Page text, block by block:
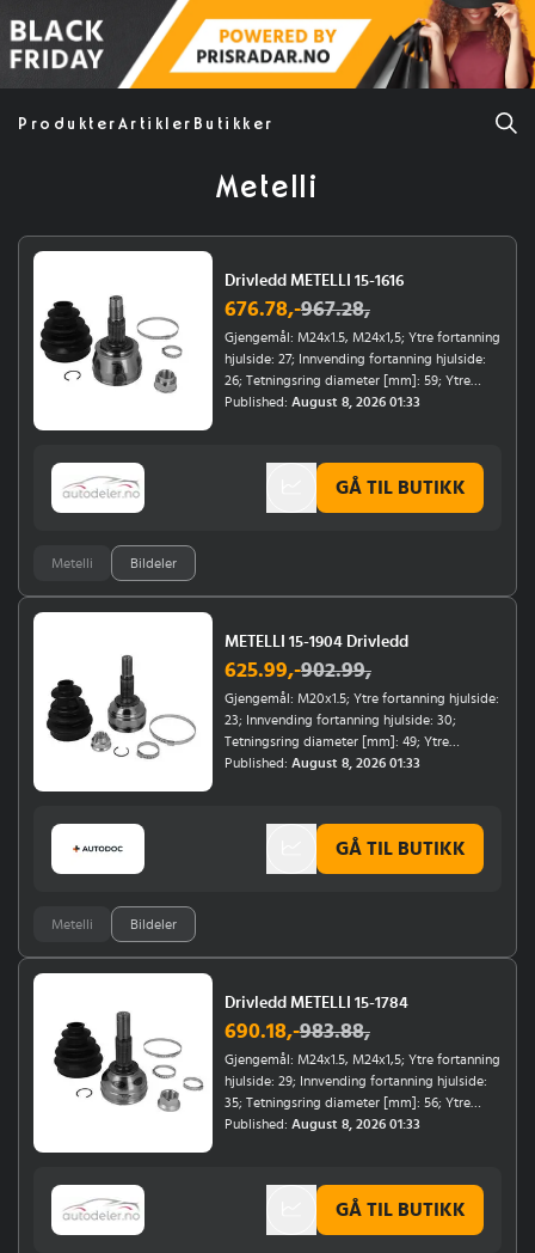
Produkter Artikler Butikker
Metelli
Drivledd METELLI 15-1616
676.78,-967.28,
Gjengemål: M24x1.5, M24x1,5; Ytre fortanning
hjulside: 27; Innvending fortanning hjulside:
26; Tetningsring diameter [mm]: 59; Ytre
diameter [mm]: 91; Material belg: gummi;
forsterket demping; Girtype: Manuel
girkasse, Automatgir, Automatisert manuell
girkasse; Kjøretøytype: Extra Capacity;
Published: August 8, 2026 01:33
Metelli Bildeler
GÅ TIL BUTIKK
METELLI 15-1904 Drivledd
625.99,-902.99,
Gjengemål: M20x1.5; Ytre fortanning hjulside:
23; Innvending fortanning hjulside: 30;
Tetningsring diameter [mm]: 49; Ytre
diameter [mm]: 76,2; versjon: 8 Balls/Sfere;
Monteringsposisjon: framaksel, hjulside;
Girantall: 5-trinns; Årsmodell fra: 01/2017
Published: August 8, 2026 01:33
Metelli Bildeler
GÅ TIL BUTIKK
Drivledd METELLI 15-1784
690.18,-983.88,
Gjengemål: M24x1.5, M24x1,5; Ytre fortanning
hjulside: 29; Innvending fortanning hjulside:
35; Tetningsring diameter [mm]: 56; Ytre
diameter [mm]: 90; Material belg: gummi;
manuell girkasse
Published: August 8, 2026 01:33
GÅ TIL BUTIKK